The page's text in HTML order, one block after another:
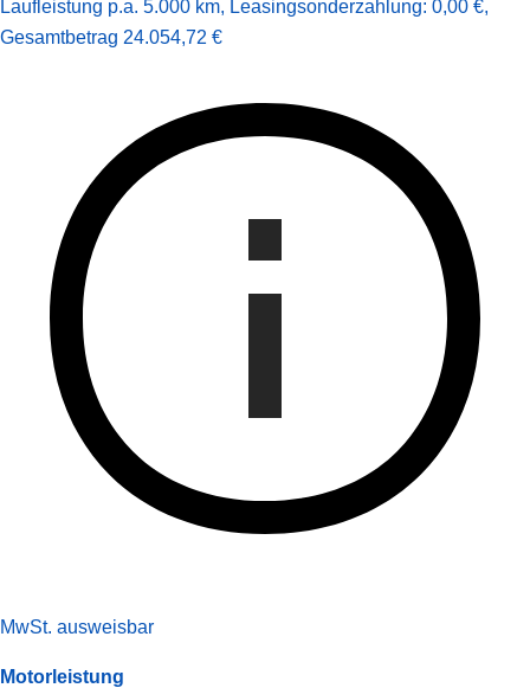
Laufleistung p.a. 5.000 km, Leasingsonderzahlung: 0,00 €,
Gesamt­betrag 24.054,72 €
MwSt. ausweisbar
Motorleistung